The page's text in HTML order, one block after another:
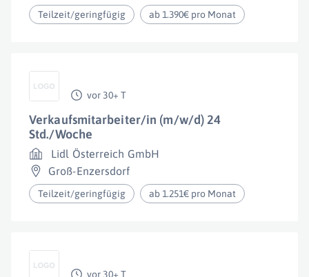
Teilzeit/geringfügig ab 1.390€ pro Monat
vor 30+ T
Verkaufsmitarbeiter/in (m/w/d) 24
Std./Woche
Lidl Österreich GmbH
Groß-Enzersdorf
Teilzeit/geringfügig ab 1.251€ pro Monat
vor 30+ T